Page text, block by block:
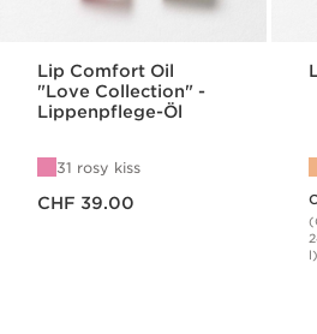
Lip Comfort Oil
"Love Collection" -
Lippenpflege-Öl
31 rosy kiss
CHF 39.00
l)